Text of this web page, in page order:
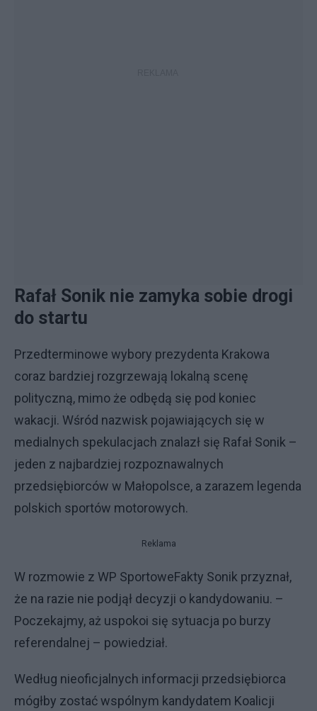
Rafał Sonik nie zamyka sobie drogi
do startu
Przedterminowe wybory prezydenta Krakowa
coraz bardziej rozgrzewają lokalną scenę
polityczną, mimo że odbędą się pod koniec
wakacji. Wśród nazwisk pojawiających się w
medialnych spekulacjach znalazł się Rafał Sonik –
jeden z najbardziej rozpoznawalnych
przedsiębiorców w Małopolsce, a zarazem legenda
polskich sportów motorowych.
Reklama
W rozmowie z WP SportoweFakty Sonik przyznał,
że na razie nie podjął decyzji o kandydowaniu. –
Poczekajmy, aż uspokoi się sytuacja po burzy
referendalnej – powiedział.
Według nieoficjalnych informacji przedsiębiorca
mógłby zostać wspólnym kandydatem Koalicji